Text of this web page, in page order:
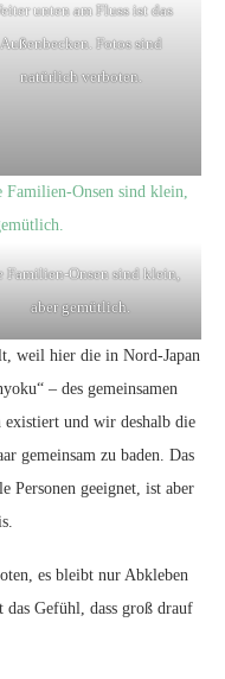
unten am Fluss ist das
Außenbecken. Fotos sind
natürlich verboten.
Familien-Onsen sind klein,
aber gemütlich.
weil hier die in Nord-Japan
– des gemeinsamen
existiert und wir deshalb die
gemeinsam zu baden. Das
Personen geeignet, ist aber
es bleibt nur Abkleben
Gefühl, dass groß drauf